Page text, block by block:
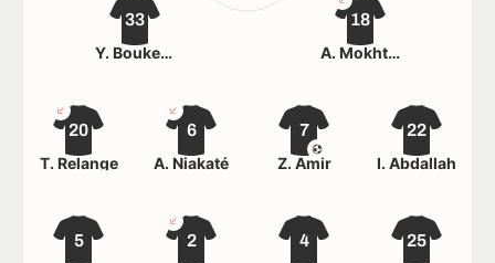
5
2
4
25
20
T. Relange
6
A. Niakaté
7
Z. Amir
22
I. Abdallah
33
Y. Boukeroucha
18
A. Mokhtari